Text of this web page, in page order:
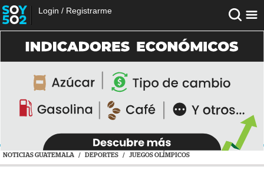
Login / Registrarme
NOTICIAS GUATEMALA / DEPORTES / JUEGOS OLÍMPICOS